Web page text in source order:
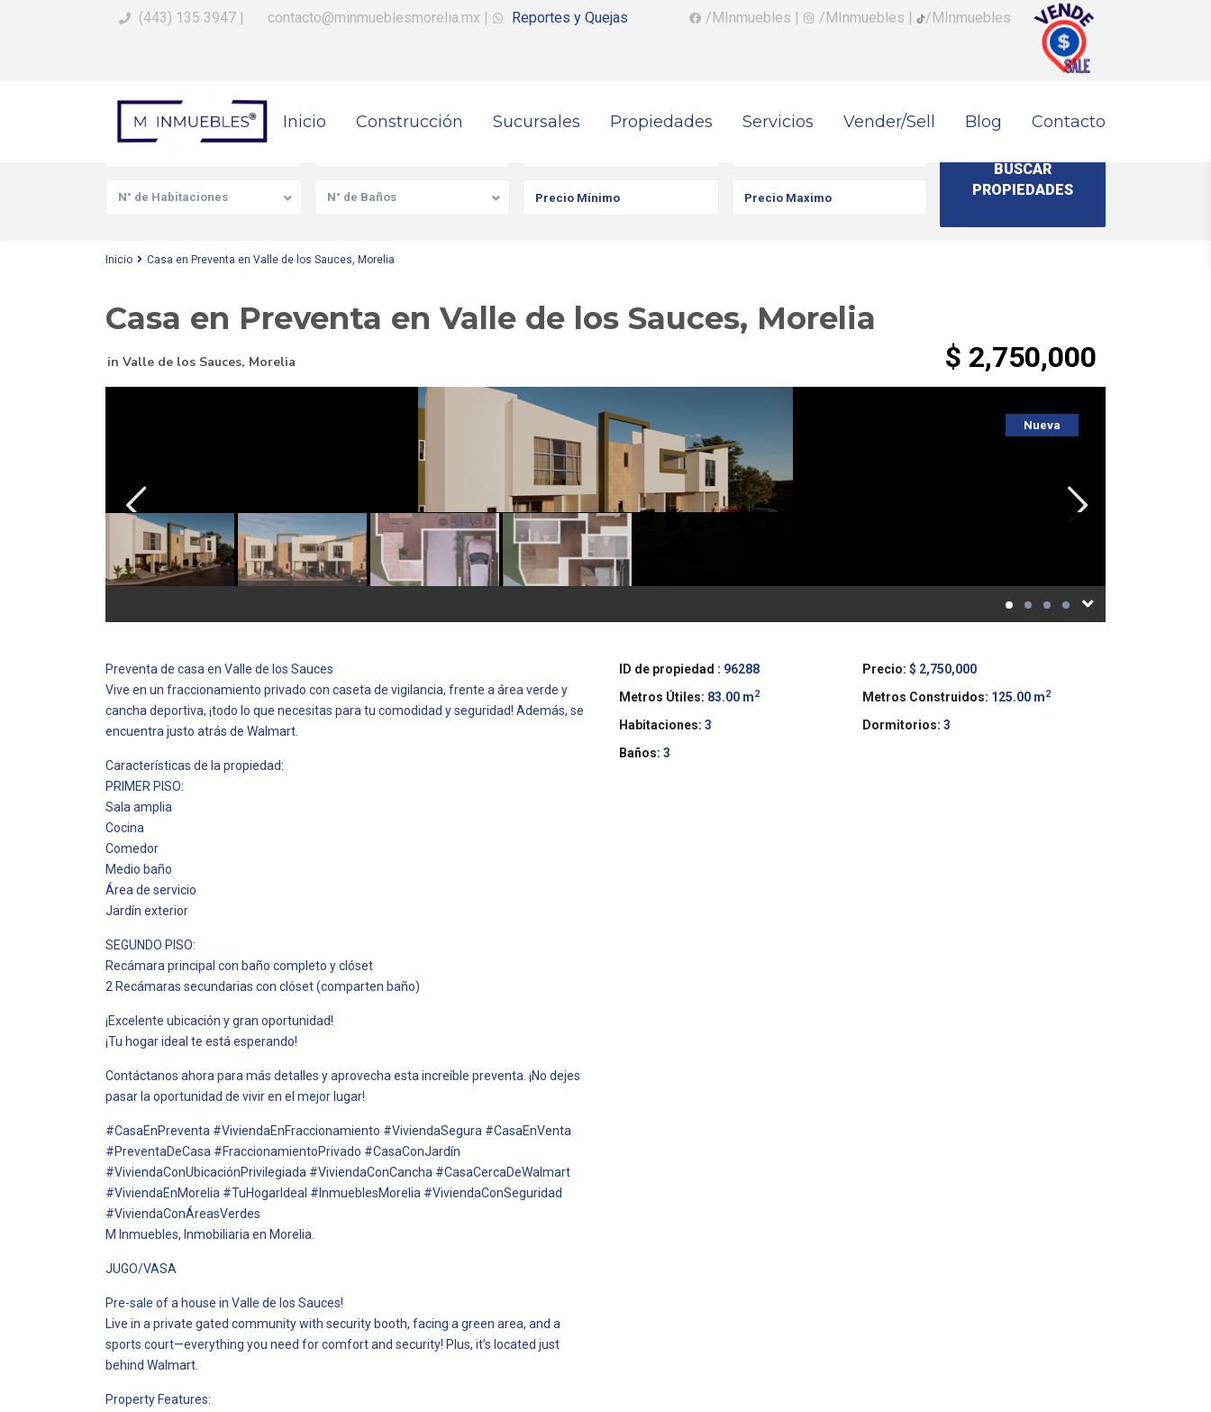
(443) 135 3947 | contacto@minmueblesmorelia.mx | Reportes y Quejas /MInmuebles | /MInmuebles | /MInmuebles
Inicio Construcción Sucursales Propiedades Servicios Vender/Sell Blog Contacto
Busca Tu Propiedad
N° de Habitaciones N° de Baños
Inicio Casa en Preventa en Valle de los Sauces, Morelia
Casa en Preventa en Valle de los Sauces, Morelia
in Valle de los Sauces, Morelia $ 2,750,000
Nueva
Preventa de casa en Valle de los Sauces
Vive en un fraccionamiento privado con caseta de vigilancia, frente a área verde y
cancha deportiva, ¡todo lo que necesitas para tu comodidad y seguridad! Además, se
encuentra justo atrás de Walmart.
Características de la propiedad:
PRIMER PISO:
Sala amplia
Cocina
Comedor
Medio baño
Área de servicio
Jardín exterior
SEGUNDO PISO:
Recámara principal con baño completo y clóset
2 Recámaras secundarias con clóset (comparten baño)
¡Excelente ubicación y gran oportunidad!
¡Tu hogar ideal te está esperando!
Contáctanos ahora para más detalles y aprovecha esta increíble preventa. ¡No dejes
pasar la oportunidad de vivir en el mejor lugar!
#CasaEnPreventa #ViviendaEnFraccionamiento #ViviendaSegura #CasaEnVenta
#PreventaDeCasa #FraccionamientoPrivado #CasaConJardín
#ViviendaConUbicaciónPrivilegiada #ViviendaConCancha #CasaCercaDeWalmart
#ViviendaEnMorelia #TuHogarIdeal #InmueblesMorelia #ViviendaConSeguridad
#ViviendaConÁreasVerdes
M Inmuebles, Inmobiliaria en Morelia.
JUGO/VASA
Pre-sale of a house in Valle de los Sauces!
Live in a private gated community with security booth, facing a green area, and a
sports court—everything you need for comfort and security! Plus, it’s located just
behind Walmart.
Property Features:
ID de propiedad : 96288 Precio: $ 2,750,000
Metros Útiles: 83.00 m2 Metros Construidos: 125.00 m2
Habitaciones: 3 Dormitorios: 3
Baños: 3